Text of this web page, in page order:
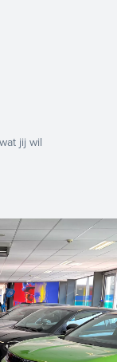
jij wil